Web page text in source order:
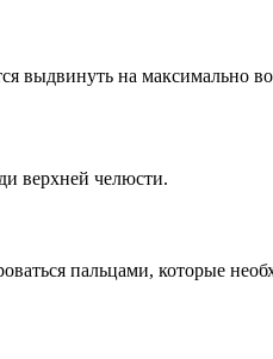
выдвинуть на максимально
верхней челюсти.
пальцами, которые